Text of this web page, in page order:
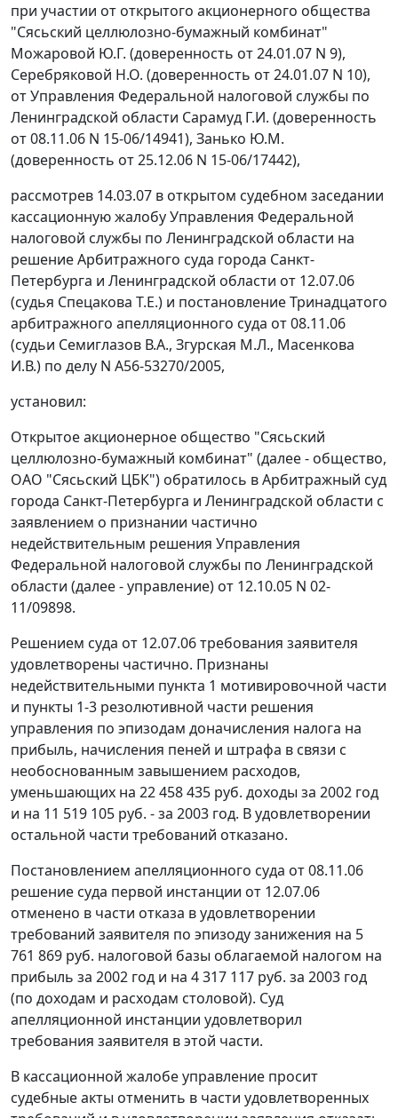
при участии от открытого акционерного общества
"Сясьский целлюлозно-бумажный комбинат"
Можаровой Ю.Г. (доверенность от 24.01.07 N 9),
Серебряковой Н.О. (доверенность от 24.01.07 N 10),
от Управления Федеральной налоговой службы по
Ленинградской области Сарамуд Г.И. (доверенность
от 08.11.06 N 15-06/14941), Занько Ю.М.
(доверенность от 25.12.06 N 15-06/17442),
рассмотрев 14.03.07 в открытом судебном заседании
кассационную жалобу Управления Федеральной
налоговой службы по Ленинградской области на
решение Арбитражного суда города Санкт-
Петербурга и Ленинградской области от 12.07.06
(судья Спецакова Т.Е.) и постановление Тринадцатого
арбитражного апелляционного суда от 08.11.06
(судьи Семиглазов В.А., Згурская М.Л., Масенкова
И.В.) по делу N А56-53270/2005,
установил:
Открытое акционерное общество "Сясьский
целлюлозно-бумажный комбинат" (далее - общество,
ОАО "Сясьский ЦБК") обратилось в Арбитражный суд
города Санкт-Петербурга и Ленинградской области с
заявлением о признании частично
недействительным решения Управления
Федеральной налоговой службы по Ленинградской
области (далее - управление) от 12.10.05 N 02-
11/09898.
Решением суда от 12.07.06 требования заявителя
удовлетворены частично. Признаны
недействительными пункта 1 мотивировочной части
и пункты 1-3 резолютивной части решения
управления по эпизодам доначисления налога на
прибыль, начисления пеней и штрафа в связи с
необоснованным завышением расходов,
уменьшающих на 22 458 435 руб. доходы за 2002 год
и на 11 519 105 руб. - за 2003 год. В удовлетворении
остальной части требований отказано.
Постановлением апелляционного суда от 08.11.06
решение суда первой инстанции от 12.07.06
отменено в части отказа в удовлетворении
требований заявителя по эпизоду занижения на 5
761 869 руб. налоговой базы облагаемой налогом на
прибыль за 2002 год и на 4 317 117 руб. за 2003 год
(по доходам и расходам столовой). Суд
апелляционной инстанции удовлетворил
требования заявителя в этой части.
В кассационной жалобе управление просит
судебные акты отменить в части удовлетворенных